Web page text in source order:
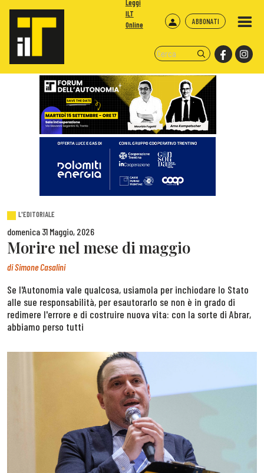
ABBONATI
Leggi
ILT
Online
L'EDITORIALE
domenica 31 Maggio, 2026
Morire nel mese di maggio
diSimone Casalini
Se l'Autonomia vale qualcosa, usiamola per inchiodare lo Stato
alle sue responsabilità, per esautorarlo se non è in grado di
redimere l'errore e di costruire nuova vita: con la sorte di Abrar,
abbiamo perso tutti